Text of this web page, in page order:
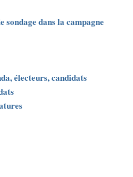
sondage dans la campagne
électeurs, candidats